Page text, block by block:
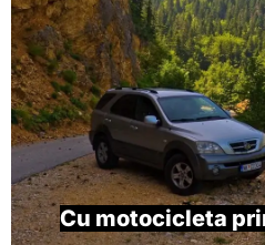
Cu motocicleta